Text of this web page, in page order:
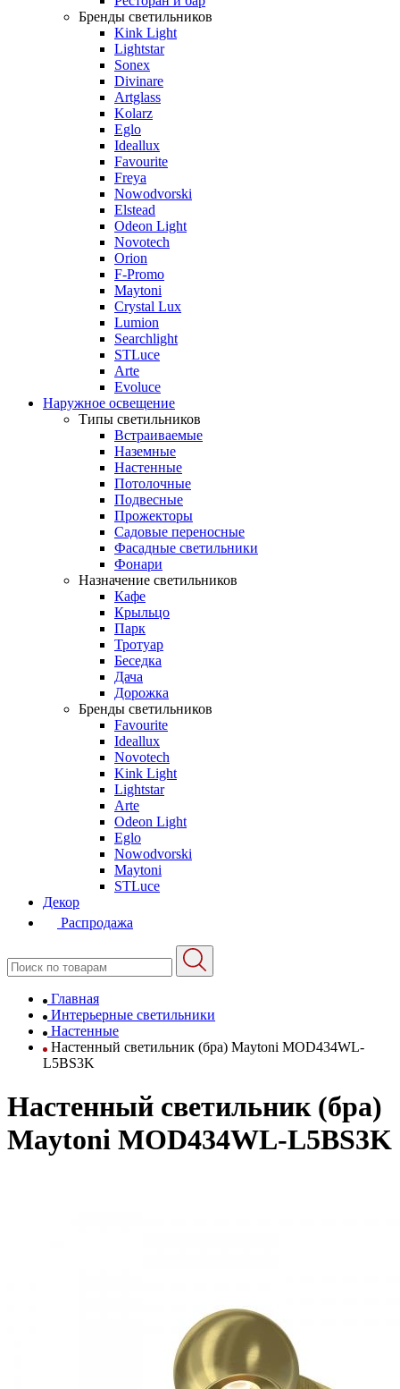
Бренды светильников
Kink Light
Lightstar
Sonex
Divinare
Artglass
Kolarz
Eglo
Ideallux
Favourite
Freya
Nowodvorski
Elstead
Odeon Light
Novotech
Orion
F-Promo
Maytoni
Crystal Lux
Lumion
Searchlight
STLuce
Arte
Evoluce
Наружное освещение
Типы светильников
Встраиваемые
Наземные
Настенные
Потолочные
Подвесные
Прожекторы
Садовые переносные
Фасадные светильники
Фонари
Назначение светильников
Кафе
Крыльцо
Парк
Тротуар
Беседка
Дача
Дорожка
Бренды светильников
Favourite
Ideallux
Novotech
Kink Light
Lightstar
Arte
Odeon Light
Eglo
Nowodvorski
Maytoni
STLuce
Декор
Распродажа
Главная
Интерьерные светильники
Настенные
Настенный светильник (бра) Maytoni MOD434WL-
L5BS3K
Настенный светильник (бра)
Maytoni MOD434WL-L5BS3K